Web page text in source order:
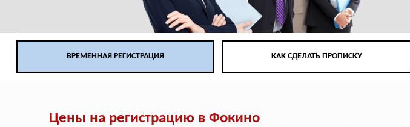
ВРЕМЕННАЯ РЕГИСТРАЦИЯ КАК СДЕЛАТЬ ПРОПИСКУ
Цены на регистрацию в Фокино